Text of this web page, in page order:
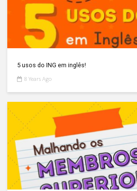
5 usos do ING em inglês!
8 Years Ago